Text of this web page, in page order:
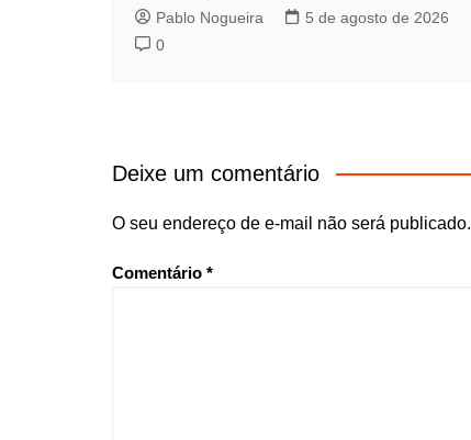
Pablo Nogueira
5 de agosto de 2026
0
Deixe um comentário
O seu endereço de e-mail não será publicado.
Comentário *